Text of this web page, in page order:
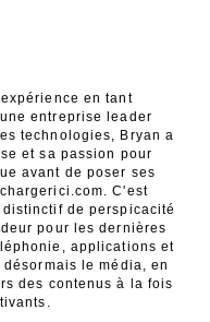
en tant
entreprise leader
technologies, Bryan a
et sa passion pour
avant de poser ses
C'est
de perspicacité
pour les dernières
applications et
le média, en
des contenus à la fois